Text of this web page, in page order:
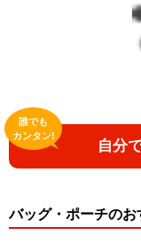
小説 [弛まぬ言霊]
-挿画デザイン画集
＜著者/小説:作詞:
凛々風 猛-リリカゼ
<デザイン画集&グ
＿＿＿＿＿＿＿＿
挿画&グッズカタロ
＜著者:挿画作成＞
自分
誰でも
カンタン!
バッグ・ポーチのお